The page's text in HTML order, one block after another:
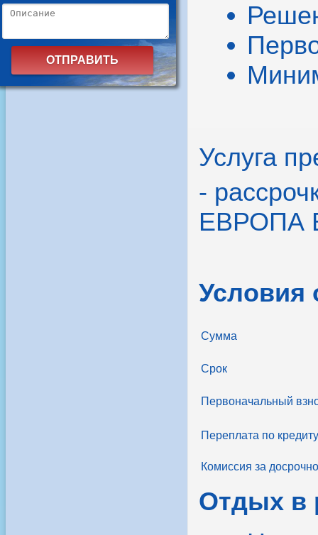
Услуга
-
ЕВРОПА
Сумма
Срок
Первоначальный
Переплата по кредиту
Комиссия за
Отдых в